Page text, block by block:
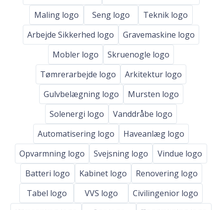
Maling logo
Seng logo
Teknik logo
Arbejde Sikkerhed logo
Gravemaskine logo
Mobler logo
Skruenogle logo
Tømrerarbejde logo
Arkitektur logo
Gulvbelægning logo
Mursten logo
Solenergi logo
Vanddråbe logo
Automatisering logo
Haveanlæg logo
Opvarmning logo
Svejsning logo
Vindue logo
Batteri logo
Kabinet logo
Renovering logo
Tabel logo
VVS logo
Civilingenior logo